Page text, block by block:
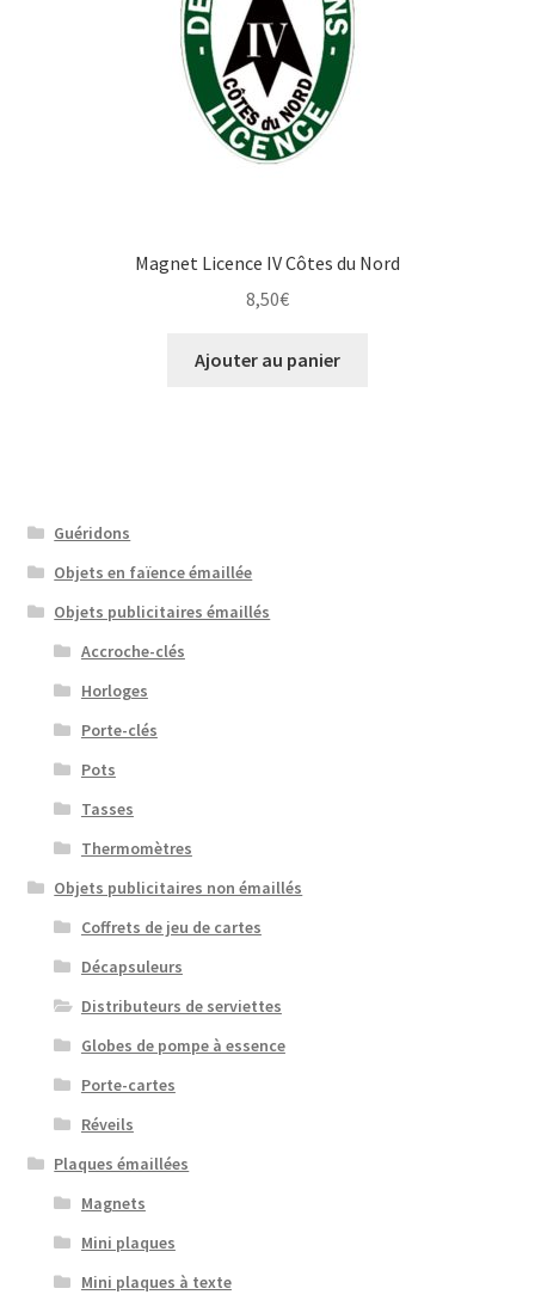
Magnet Licence IV Côtes du Nord
8,50€
Ajouter au panier
Guéridons
Objets en faïence émaillée
Objets publicitaires émaillés
Accroche-clés
Horloges
Porte-clés
Pots
Tasses
Thermomètres
Objets publicitaires non émaillés
Coffrets de jeu de cartes
Décapsuleurs
Distributeurs de serviettes
Globes de pompe à essence
Porte-cartes
Réveils
Plaques émaillées
Magnets
Mini plaques
Mini plaques à texte